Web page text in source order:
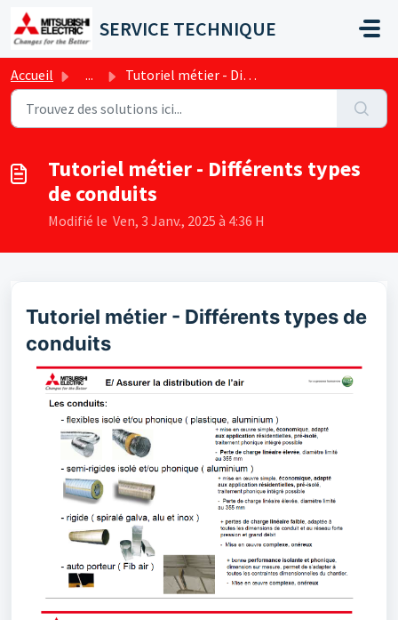
Passer au contenu principal
SERVICE TECHNIQUE
Accueil ... Tutoriel métier - Différents types de conduits
Tutoriel métier - Différents types
de conduits
Modifié le Ven, 3 Janv., 2025 à 4:36 H
Tutoriel métier - Différents types de
conduits